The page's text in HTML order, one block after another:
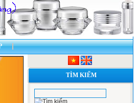
, TUÝP NHỰA VÀ THỦY TINH
TÌM KIẾM